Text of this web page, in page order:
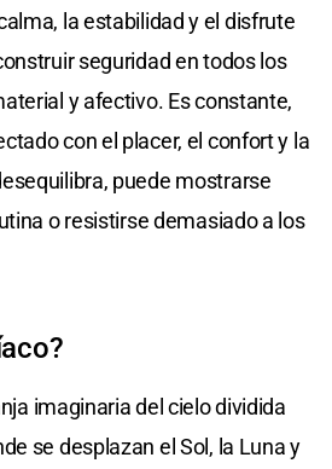
la estabilidad y el disfrute
seguridad en todos los
y afectivo. Es constante,
con el placer, el confort y la
puede mostrarse
o resistirse demasiado a los
imaginaria del cielo dividida
se desplazan el Sol, la Luna y